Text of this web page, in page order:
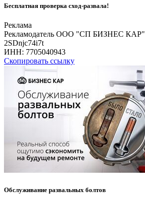
Бесплатная проверка сход-развала!
Реклама
Рекламодатель ООО "СП БИЗНЕС КАР"
2SDnjc74i7t
ИНН: 7705040943
Скопировать ссылку
Обслуживание развальных болтов